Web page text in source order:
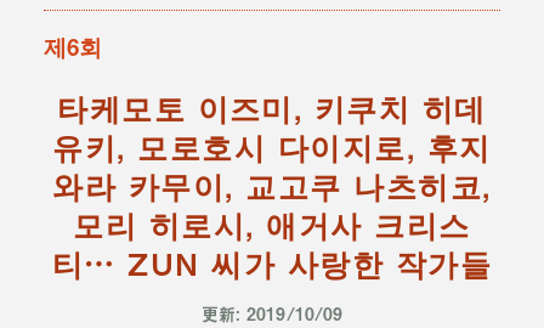
제6회
타케모토 이즈미, 키쿠치 히데
유키, 모로호시 다이지로, 후지
와라 카무이, 교고쿠 나츠히코,
모리 히로시, 애거사 크리스
티… ZUN 씨가 사랑한 작가들
更新: 2019/10/09